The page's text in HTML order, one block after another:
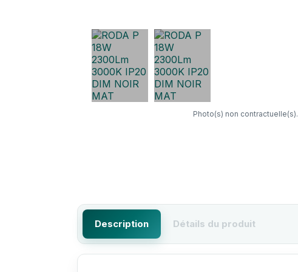
Photo(s) non contractuelle(s).
Description Détails du produit